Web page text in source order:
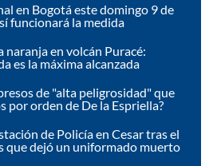
en Bogotá este domingo 9 de
funcionará la medida
naranja en volcán Puracé:
es la máxima alcanzada
de "alta peligrosidad" que
por orden de De la Espriella?
de Policía en Cesar tras el
que dejó un uniformado muerto